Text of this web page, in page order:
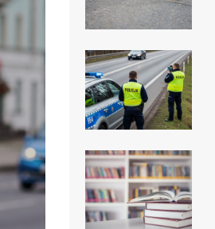
Medycznej
Szpital Kliniczny nr 2
Specjalistyczny Szpital im.
A. Sokołowskiego
Samodzielny Publiczny
Wojewódzki Szpital
Zespolony im. M.
Skłodowskiej-Curi